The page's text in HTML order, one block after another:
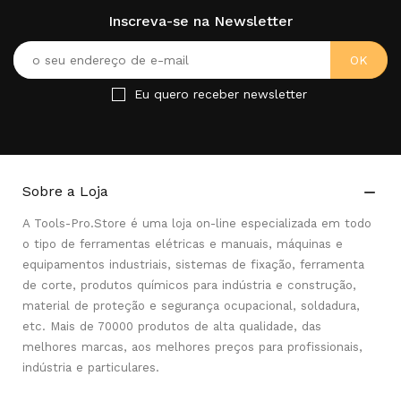
Inscreva-se na Newsletter
Eu quero receber newsletter
Sobre a Loja 
A Tools-Pro.Store é uma loja on-line especializada em todo
o tipo de ferramentas elétricas e manuais, máquinas e
equipamentos industriais, sistemas de fixação, ferramenta
de corte, produtos químicos para indústria e construção,
material de proteção e segurança ocupacional, soldadura,
etc. Mais de 70000 produtos de alta qualidade, das
melhores marcas, aos melhores preços para profissionais,
indústria e particulares.